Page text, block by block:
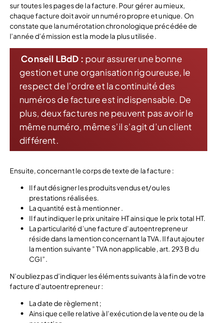
sur toutes les pages de la facture. Pour gérer au mieux,
chaque facture doit avoir un numéro propre et unique. On
constate que la numérotation chronologique précédée de
l’année d’émission est la mode la plus utilisée.
Conseil LBdD : pour assurer une bonne
gestion et une organisation rigoureuse, le
respect de l’ordre et la continuité des
numéros de facture est indispensable. De
plus, deux factures ne peuvent pas avoir le
même numéro, même s’il s’agit d’un client
différent.
Ensuite, concernant le corps de texte de la facture :
Il faut désigner les produits vendus et/ou les
prestations réalisées.
La quantité est à mentionner .
Il faut indiquer le prix unitaire HT ainsi que le prix total HT.
La particularité d’une facture d’autoentrepreneur
réside dans la mention concernant la TVA. Il faut ajouter
la mention suivante ” TVA non applicable, art. 293 B du
CGI”.
N’oubliez pas d’indiquer les éléments suivants à la fin de votre
facture d’autoentrepreneur :
La date de règlement ;
Ainsi que celle relative à l’exécution de la vente ou de la